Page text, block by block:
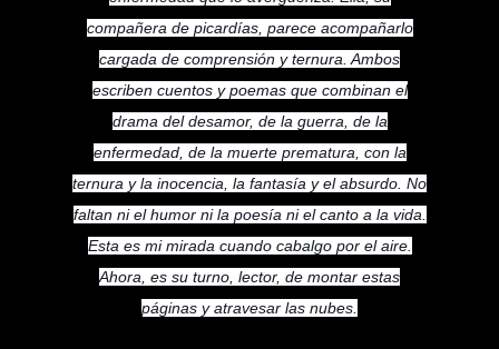
compañera de picardías, parece acompañarlo
cargada de comprensión y ternura. Ambos
escriben cuentos y poemas que combinan el
drama del desamor, de la guerra, de la
enfermedad, de la muerte prematura, con la
ternura y la inocencia, la fantasía y el absurdo. No
faltan ni el humor ni la poesía ni el canto a la vida.
Esta es mi mirada cuando cabalgo por el aire.
Ahora, es su turno, lector, de montar estas
páginas y atravesar las nubes.